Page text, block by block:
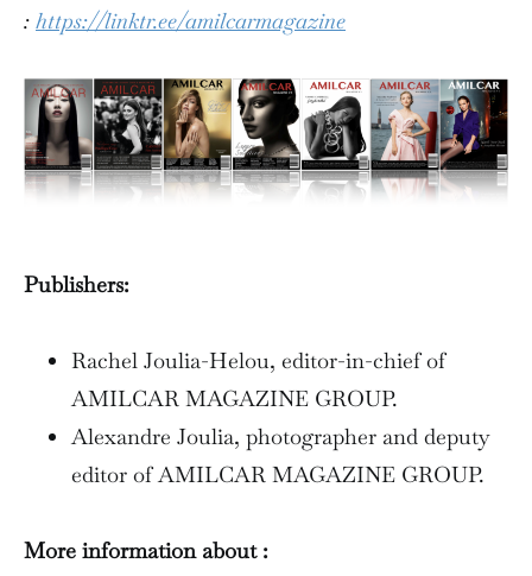
: https://linktr.ee/amilcarmagazine
Publishers:
Rachel Joulia-Helou, editor-in-chief of
AMILCAR MAGAZINE GROUP.
Alexandre Joulia, photographer and deputy
editor of AMILCAR MAGAZINE GROUP.
More information about :